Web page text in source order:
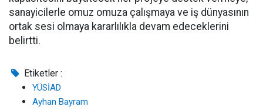
sanayicilerle omuz omuza çalışmaya ve iş dünyasının
ortak sesi olmaya kararlılıkla devam edeceklerini
belirtti.
Etiketler :
YÜSİAD
Ayhan Bayram